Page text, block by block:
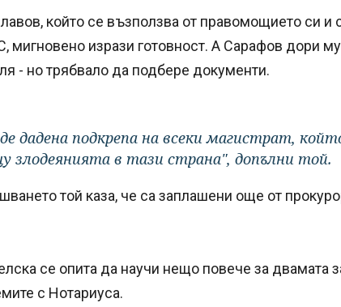
който се възползва от правомощието си и
мигновено изрази готовност. А Сарафов дори
- но трябвало да подбере документи.
дадена подкрепа на всеки магистрат,
злодеянията в тази страна", допълни той.
той каза, че са заплашени още от
се опита да научи нещо повече за двамата
с Нотариуса.